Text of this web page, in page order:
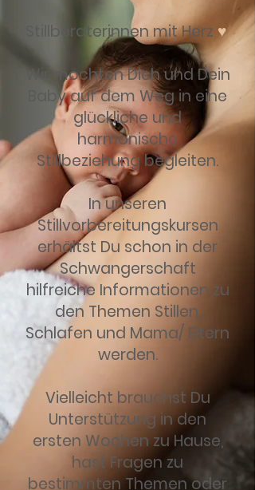
Stillberaterinnen mit Herz ♥
Wir möchten Dich und Dein
Baby auf dem Weg in eine
glückliche und
harmonische
Stillbeziehung begleiten.
In unseren
Stillvorbereitungskursen
erhältst Du schon in der
Schwangerschaft
hilfreiche Informationen zu
den Themen Stillen,
Schlafen und Mama/ Eltern
werden.
Vielleicht brauchst Du
Unterstützung in den
ersten Wochen zu Hause,
hast Fragen zu
bestimmten Themen oder